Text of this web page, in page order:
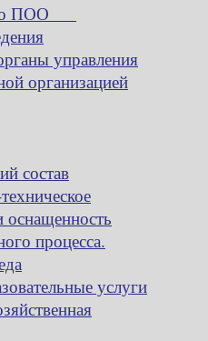
ПОО
управления
организацией
состав
оснащенность
процесса.
услуги